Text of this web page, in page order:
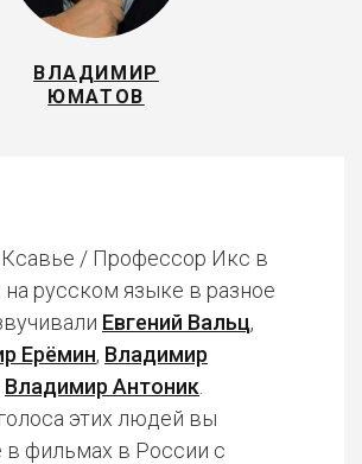
ВЛАДИМИР
ЮМАТОВ
Ксавье / Профессор Икс в
русском языке в разное
Евгений Вальц,
Ерёмин, Владимир
Владимир Антоник
этих людей вы
фильмах в России с